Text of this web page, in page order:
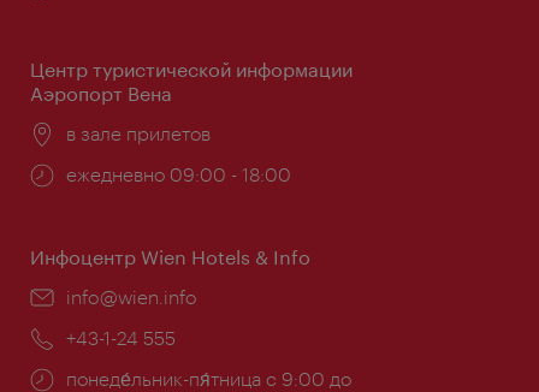
Центр туристической информации
Аэропорт Вена
Расположение:
в зале прилетов
Часы
ежедневно 09:00 - 18:00
Инфоцентр Wien Hotels & Info
Эл.
info@wien.info
Телефон:
+43-1-24 555
Часы
понеде́льник-пя́тница с 9:00 до